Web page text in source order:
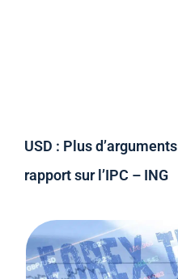
USD : Plus
rapport sur l’IPC – ING